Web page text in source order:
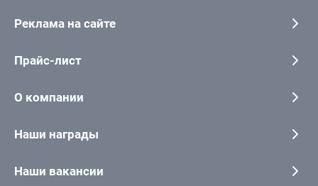
Реклама на сайте
Прайс-лист
О компании
Наши награды
Наши вакансии